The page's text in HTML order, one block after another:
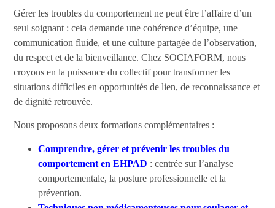
Gérer les troubles du comportement ne peut être l’affaire d’un
seul soignant : cela demande une cohérence d’équipe, une
communication fluide, et une culture partagée de l’observation,
du respect et de la bienveillance. Chez SOCIAFORM, nous
croyons en la puissance du collectif pour transformer les
situationsdifficiles en opportunités de lien, de reconnaissance et
de dignité retrouvée.
Nous proposons deux formations complémentaires :
Comprendre, gérer et prévenir les troubles du
comportement en EHPAD : centrée sur l’analyse
comportementale, la posture professionnelle et la
prévention.